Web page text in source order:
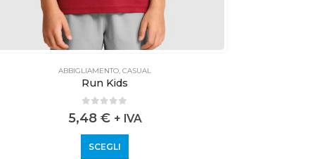
ABBIGLIAMENTO, CASUAL
Run Kids
5,48 € + IVA
SCEGLI